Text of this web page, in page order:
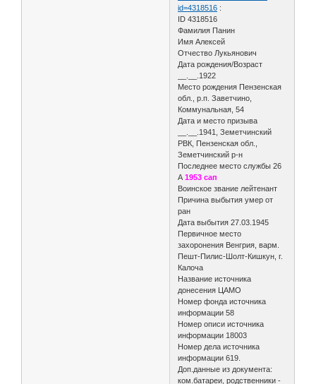
id=4318516 :
ID 4318516
Фамилия Панин
Имя Алексей
Отчество Лукьянович
Дата рождения/Возраст
__.__.1922
Место рождения Пензенская
обл., р.п. Заветчино,
Коммунальная, 54
Дата и место призыва
__.__.1941, Земетчинский
РВК, Пензенская обл.,
Земетчинский р-н
Последнее место службы 26
А1953 сап
Воинское звание лейтенант
Причина выбытия умер от
ран
Дата выбытия 27.03.1945
Первичное место
захоронения Венгрия, варм.
Пешт-Пилис-Шолт-Кишкун, г.
Калоча
Название источника
донесения ЦАМО
Номер фонда источника
информации 58
Номер описи источника
информации 18003
Номер дела источника
информации 619.
Доп.данные из документа:
ком.батареи, родственники -